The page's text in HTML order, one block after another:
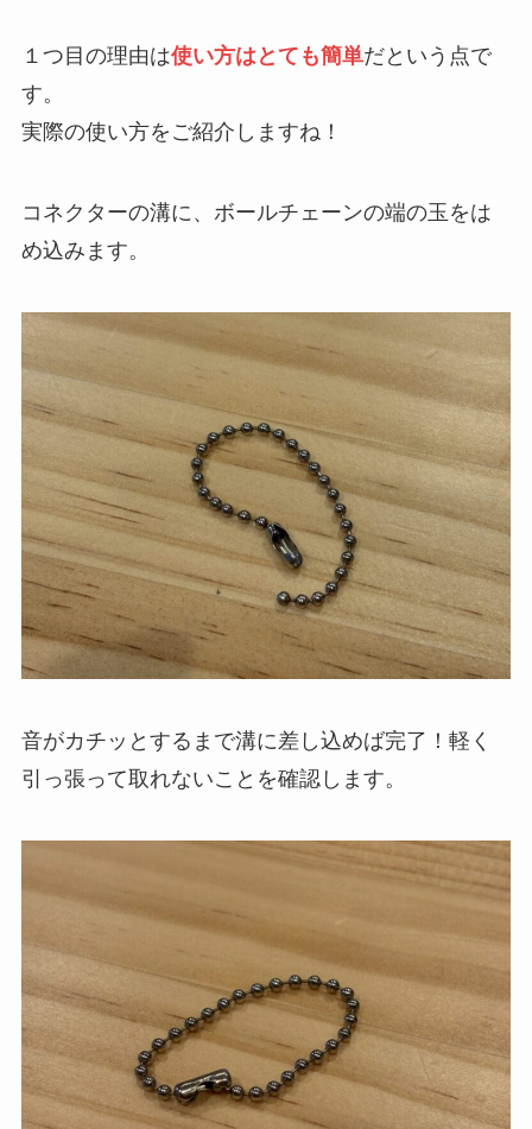
１つ目の理由は使い方はとても簡単だという点で
す。
実際の使い方をご紹介しますね！
コネクターの溝に、ボールチェーンの端の玉をは
め込みます。
音がカチッとするまで溝に差し込めば完了！軽く
引っ張って取れないことを確認します。